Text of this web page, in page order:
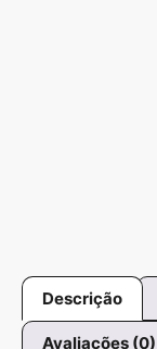
Descrição
Avaliações (0)